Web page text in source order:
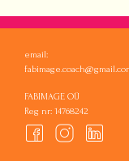
email:
FABIMAGE OÜ
Reg nr: 14768242